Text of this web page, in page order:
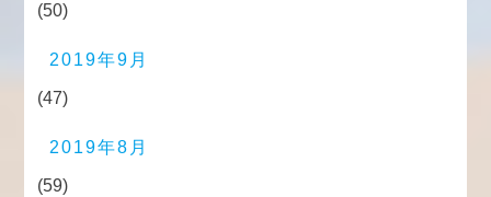
(50)
2019年9月
(47)
2019年8月
(59)